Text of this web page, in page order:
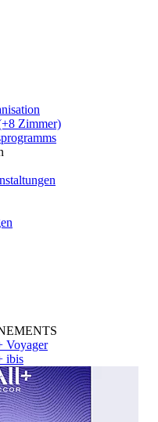
Zimmer)
Voyager
ibis